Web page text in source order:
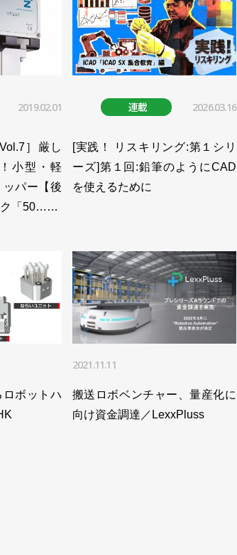
川電機
ションを展開／安川電機
テージへ 本気で未自動化領域に挑む／安
発売、メイン展示は具体性増す／安川電
川電機
機
兼任／安川電機
久学ロボット事業部長
川電機
2019.02.01
］厳し
小型・軽
パー【後
ク「50……
連載 2026.03.16
[実践！ リスキリング:第１シリ
ーズ]第１回:鉛筆のようにCAD
を使えるために
ボットハ
2021.11.11
搬送ロボベンチャー、量産化に
向け資金調達／LexxPluss